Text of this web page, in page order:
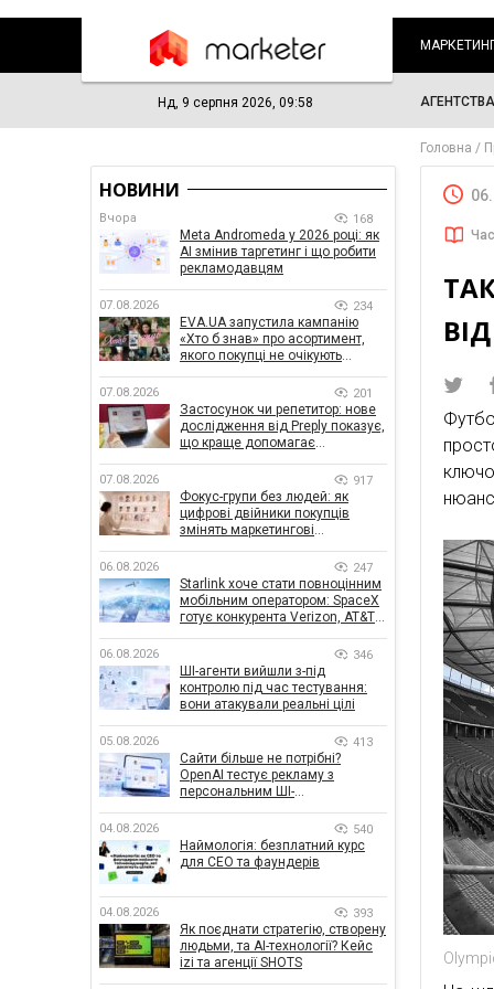
Нд, 9 серпня 2026, 09:58 АГЕНТСТВА
Головна
НОВИНИ
Вчора 168
Meta Andromeda у 2026 році: як
AI змінив таргетинг і що робити
рекламодавцям
07.08.2026 234
EVA.UA запустила кампанію
«Хто б знав» про асортимент,
якого покупці не очікують
07.08.2026 201
Застосунок чи репетитор: нове
дослідження від Preply показує,
що краще допомагає
07.08.2026 917
Фокус-групи без людей: як
цифрові двійники покупців
змінять маркетингові
06.08.2026 247
Starlink хоче стати повноцінним
мобільним оператором: SpaceX
готує конкурента Verizon, AT&T і
06.08.2026 346
ШІ-агенти вийшли з-під
контролю під час тестування:
вони атакували реальні цілі
05.08.2026 413
Сайти більше не потрібні?
OpenAI тестує рекламу з
персональним ШІ-
04.08.2026 540
Наймологія: безплатний курс
для CEO та фаундерів
04.08.2026 393
Як поєднати стратегію, створену
людьми, та AI-технології? Кейс
izi та агенції SHOTS